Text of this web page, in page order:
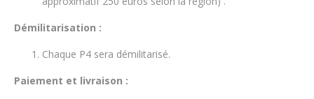
Démilitarisation :
Chaque P4 sera démilitarisé.
Paiement et livraison :